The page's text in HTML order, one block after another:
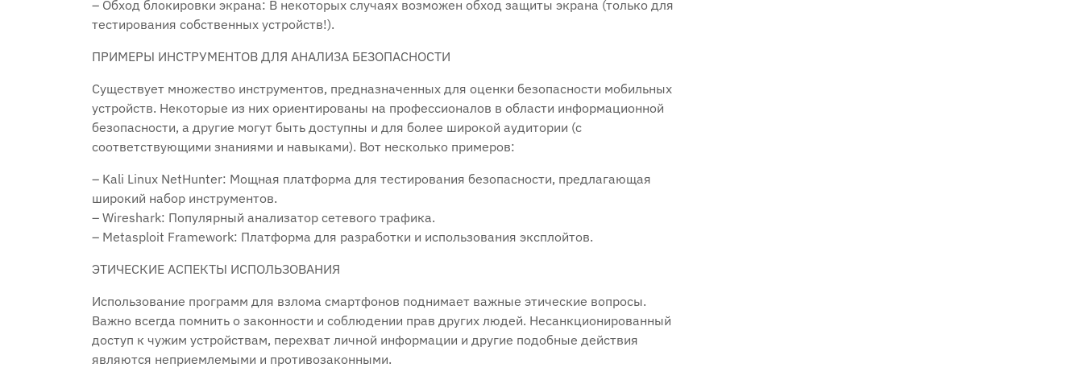
– Обход блокировки экрана: В некоторых случаях возможен обход защиты экрана (только для
тестирования собственных устройств!).
ПРИМЕРЫ ИНСТРУМЕНТОВ ДЛЯ АНАЛИЗА БЕЗОПАСНОСТИ
Существует множество инструментов‚ предназначенных для оценки безопасности мобильных
устройств. Некоторые из них ориентированы на профессионалов в области информационной
безопасности‚ а другие могут быть доступны и для более широкой аудитории (с
соответствующими знаниями и навыками). Вот несколько примеров:
– Kali Linux NetHunter: Мощная платформа для тестирования безопасности‚ предлагающая
широкий набор инструментов.
– Wireshark: Популярный анализатор сетевого трафика.
– Metasploit Framework: Платформа для разработки и использования эксплойтов.
ЭТИЧЕСКИЕ АСПЕКТЫ ИСПОЛЬЗОВАНИЯ
Использование программ для взлома смартфонов поднимает важные этические вопросы.
Важно всегда помнить о законности и соблюдении прав других людей. Несанкционированный
доступ к чужим устройствам‚ перехват личной информации и другие подобные действия
являются неприемлемыми и противозаконными.